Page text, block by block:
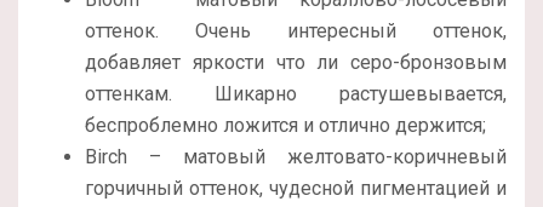
оттенок. Очень интересный оттенок,
добавляет яркости что ли серо-бронзовым
оттенкам. Шикарно растушевывается,
беспроблемно ложится и отлично держится;
Birch – матовый желтовато-коричневый
горчичный оттенок, чудесной пигментацией и